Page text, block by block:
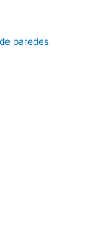
paredes